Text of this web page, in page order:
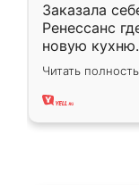
Заказала
Ренессанс
новую
вполне
два года,
Читать